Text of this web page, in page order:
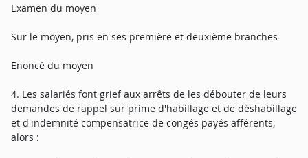
Examen du moyen
Sur le moyen, pris en ses première et deuxième branches
Enoncé du moyen
4. Les salariés font grief aux arrêts de les débouter de leurs
demandes de rappel sur prime d'habillage et de déshabillage
et d'indemnité compensatrice de congés payés afférents,
alors :